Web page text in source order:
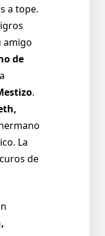
a tope.
amigo
de
.
La
de